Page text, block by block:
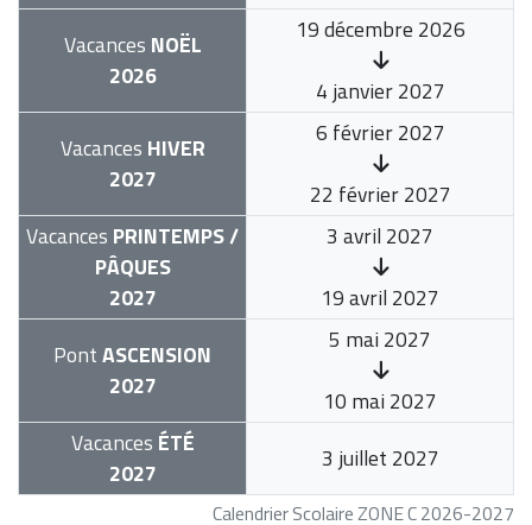
Calendrier Scolaire ZONE C 2026-2027
Vacances NOËL
2026
19 décembre 2026
4 janvier 2027
Vacances HIVER
2027
6 février 2027
22 février 2027
Vacances PRINTEMPS /
PÂQUES
2027
3 avril 2027
19 avril 2027
PontASCENSION
2027
5 mai 2027
10 mai 2027
Vacances ÉTÉ
2027
3 juillet 2027